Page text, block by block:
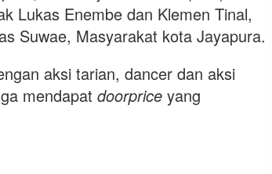
Lukas Enembe dan Klemen Tinal,
Suwae, Masyarakat kota Jayapura.
aksi tarian, dancer dan aksi
mendapat doorpriceyang